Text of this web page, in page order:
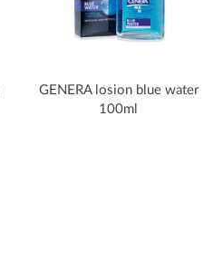
GENERA losion blue water
100ml